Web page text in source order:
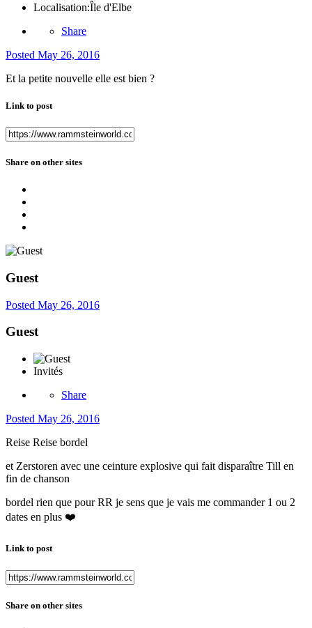
Localisation:Île d'Elbe
Share
Posted May 26, 2016
Et la petite nouvelle elle est bien ?
Link to post
Share on other sites
Guest
Posted May 26, 2016
Guest
Invités
Share
Posted May 26, 2016
Reise Reise bordel
et Zerstoren avec une ceinture explosive qui fait disparaître Till en
fin de chanson
bordel rien que pour RR je sens que je vais me commander 1 ou 2
dates en plus ❤️
Link to post
Share on other sites